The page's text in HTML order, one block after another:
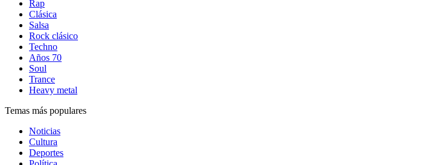
Rap
Clásica
Salsa
Rock clásico
Techno
Años 70
Soul
Trance
Heavy metal
Temas más populares
Noticias
Cultura
Deportes